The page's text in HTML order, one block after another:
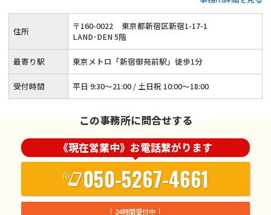
談も承ります
住所 〒160-0022
東京都新宿区新宿1-17-1
LAND･DEN 5階
最寄り駅 東京メトロ「新宿御苑前駅」徒歩1分
受付時間 平日 9:30～21:00 / 土日祝 10:00～18:00
この事務所に問合せする
《現在営業中》お電話繋がります
050-5267-4661
24時間受付中